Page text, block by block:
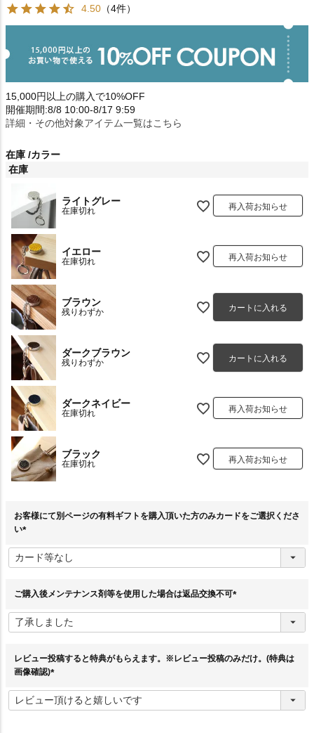
4.50 （4件）
15,000円以上の購入で10%OFF
開催期間:8/8 10:00-8/17 9:59
詳細・その他対象アイテム一覧はこちら
在庫 カラー
在庫
ライトグレー
在庫切れ 再入荷お知らせ
イエロー
在庫切れ 再入荷お知らせ
ブラウン
残りわずか カートに入れる
ダークブラウン
残りわずか カートに入れる
ダークネイビー
在庫切れ 再入荷お知らせ
ブラック
在庫切れ 再入荷お知らせ
お客様にて別ページの有料ギフトを購入頂いた方のみカードをご選択くださ
い
必
須
ご購入後メンテナンス剤等を使用した場合は返品交換不可
須
レビュー投稿すると特典がもらえます。※レビュー投稿のみだけ。(特典は
画像確認)
必
須